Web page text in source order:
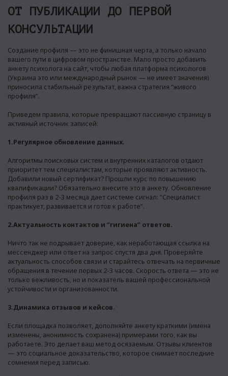
ОТ ПУБЛИКАЦИИ ДО ПЕРВОЙ
КОНСУЛЬТАЦИИ
Создание профиля — это не финишная черта, а только начало
вашего пути в цифровом пространстве. Мало просто добавить
анкету психолога на сайт, чтобы любая платформа психологов
(Украина это или международный рынок — не имеет значения)
приносила стабильный результат, важна стратегия “живого
профиля”.
Приведем правила, которые превращают пассивную страницу в
активный источник записей:
1.Регулярное обновление данных.
Алгоритмы поисковых систем и внутренних каталогов отдают
приоритет тем специалистам, которые проявляют активность.
Добавили новый сертификат? Прошли курс по повышению
квалификации? Обязательно внесите это в анкету. Обновление
профиля раз в 2-3 месяца дает системе сигнал: “Специалист
практикует, развивается и готов к работе”.
2.Актуальность контактов и “гигиена” ответов.
Ничто так не подрывает доверие, как неработающая ссылка на
мессенджер или ответ на запрос спустя два дня. Проверяйте
актуальность способов связи и старайтесь отвечать на первичные
обращения в течение первых 2-3 часов. Скорость ответа — это не
только вежливость, но и показатель вашей профессиональной
устойчивости и организованности.
3.Динамика отзывов и кейсов.
Если площадка позволяет, дополняйте анкету краткими (имена
изменены, анонимность сохранена) примерами того, как вы
работаете. Это делает ваш метод осязаемым. Отзывы клиентов
— это социальное доказательство, которое снимает последние
сомнения перед записью.